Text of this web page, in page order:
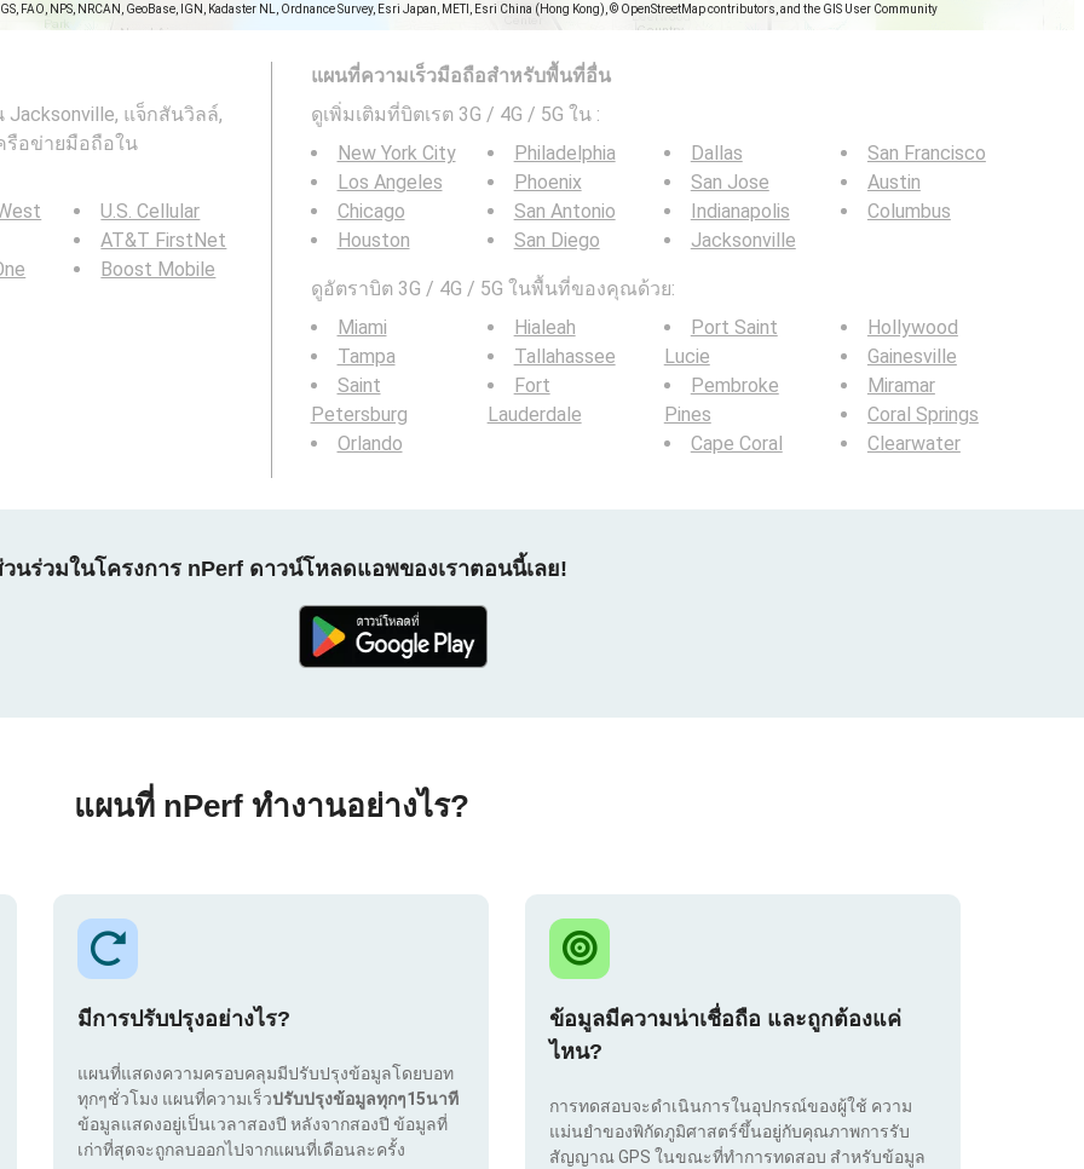
FAO, NPS, NRCAN, GeoBase, IGN, Kadaster NL, Ordnance Survey, Esri Japan, METI, Esri China (Hong Kong), © OpenStreetMap contributors, and the GIS User Community
Jacksonville, แจ็กสันวิลล์,
รือข่ายมือถือใน
U.S. Cellular
AT&T FirstNet
Boost Mobile
แผนที่ความเร็วมือถือสำหรับพื้นที่อื่น
ดูเพิ่มเติมที่บิตเรต 3G / 4G / 5G ใน :
New York City
Los Angeles
Chicago
Houston
Philadelphia
Phoenix
San Antonio
San Diego
Dallas
San Jose
Indianapolis
Jacksonville
San Francisco
Austin
Columbus
ดูอัตราบิต 3G / 4G / 5G ในพื้นที่ของคุณด้วย:
Miami
Tampa
Saint
Petersburg
Orlando
Hialeah
Tallahassee
Fort
Lauderdale
Port Saint
Lucie
Pembroke
Pines
Cape Coral
Hollywood
Gainesville
Miramar
Coral Springs
Clearwater
นร่วมในโครงการ nPerf ดาวน์โหลดแอพของเราตอนนี้เลย!
แผนที่ nPerf ทำงานอย่างไร?
มีการปรับปรุงอย่างไร?
แผนที่แสดงความครอบคลุมมีปรับปรุงข้อมูลโดยบอท
ทุกๆชั่วโมง แผนที่ความเร็วปรับปรุงข้อมูลทุกๆ15นาที
ข้อมูลแสดงอยู่เป็นเวลาสองปี หลังจากสองปี ข้อมูลที่
เก่าที่สุดจะถูกลบออกไปจากแผนที่เดือนละครั้ง
ข้อมูลมีความน่าเชื่อถือ และถูกต้องแค่
ไหน?
การทดสอบจะดำเนินการในอุปกรณ์ของผู้ใช้ ความ
แม่นยำของพิกัดภูมิศาสตร์ขึ้นอยู่กับคุณภาพการรับ
สัญญาณ GPS ในขณะที่ทำการทดสอบ สำหรับข้อมูล